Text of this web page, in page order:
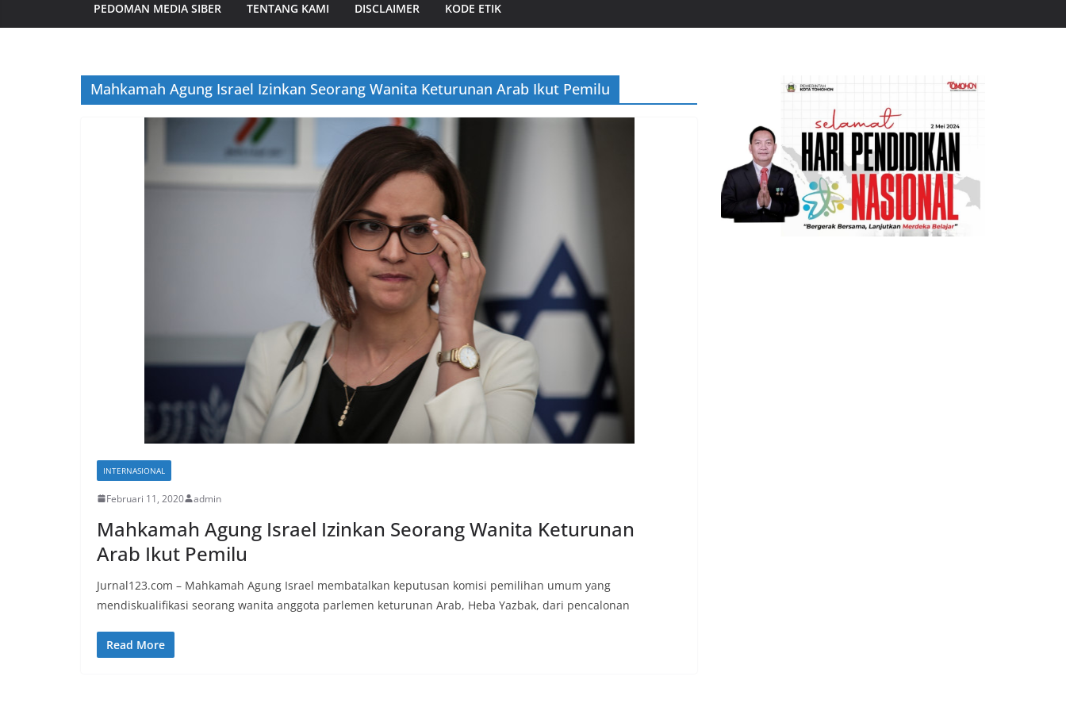
PEDOMAN MEDIA SIBER TENTANG KAMI DISCLAIMER KODE ETIK
Mahkamah Agung Israel Izinkan Seorang Wanita Keturunan Arab Ikut Pemilu
INTERNASIONAL
Februari 11, 2020 admin
Mahkamah Agung Israel Izinkan Seorang Wanita Keturunan
Arab Ikut Pemilu
Jurnal123.com – Mahkamah Agung Israel membatalkan keputusan komisi pemilihan umum yang
mendiskualifikasi seorang wanita anggota parlemen keturunan Arab, Heba Yazbak, dari pencalonan
Read More